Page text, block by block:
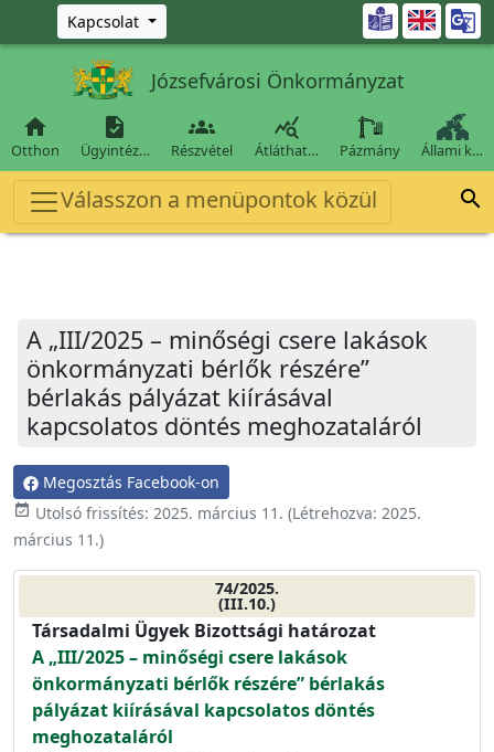
Ugrás a fő tartalomra
Kapcsolat 
Józsefvárosi Önkormányzat

Otthon

Ügyintéz…

Részvétel

Átláthat… Pázmány Állami k…
Válasszon a menüpontok közül 
A „III/2025 – minőségi csere lakások
önkormányzati bérlők részére”
bérlakás pályázat kiírásával
kapcsolatos döntés meghozataláról
Megosztás Facebook-on
event_available Utolsó frissítés: 2025. március 11. (Létrehozva: 2025.
március 11.)
74/2025.
(III.10.)
Társadalmi Ügyek Bizottsági határozat
A „III/2025 – minőségi csere lakások
önkormányzati bérlők részére” bérlakás
pályázat kiírásával kapcsolatos döntés
meghozataláról